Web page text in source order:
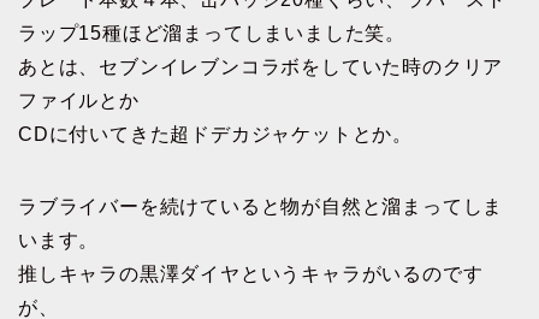
ラップ15種ほど溜まってしまいました笑。
あとは、セブンイレブンコラボをしていた時のクリア
ファイルとか
CDに付いてきた超ドデカジャケットとか。
ラブライバーを続けていると物が自然と溜まってしま
います。
推しキャラの黒澤ダイヤというキャラがいるのです
が、